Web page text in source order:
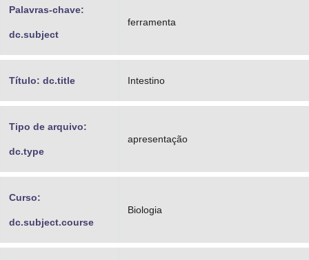
Palavras-chave:
dc.subject
ferramenta
Título: dc.title Intestino
Tipo de arquivo:
dc.type
apresentação
Curso:
dc.subject.course
Biologia